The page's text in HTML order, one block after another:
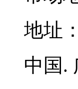
地址：
中国.